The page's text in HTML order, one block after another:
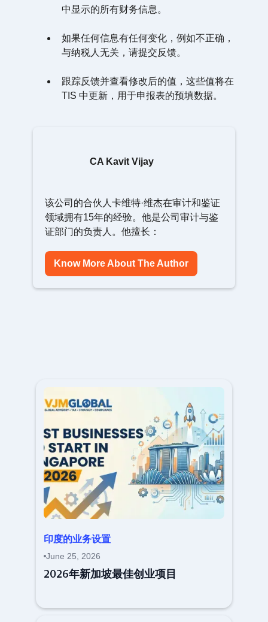
中显示的所有财务信息。
如果任何信息有任何变化，例如不正确，
与纳税人无关，请提交反馈。
跟踪反馈并查看修改后的值，这些值将在
TIS 中更新，用于申报表的预填数据。
CA Kavit Vijay
该公司的合伙人卡维特·维杰在审计和鉴证
领域拥有15年的经验。他是公司审计与鉴
证部门的负责人。他擅长：
Know More About The Author
印度的业务设置
June 25, 2026
2026年新加坡最佳创业项目